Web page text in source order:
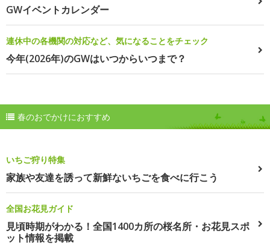
GWイベントカレンダー
連休中の各機関の対応など、気になることをチェック
今年(2026年)のGWはいつからいつまで？
春のおでかけにおすすめ
いちご狩り特集
家族や友達を誘って新鮮ないちごを食べに行こう
全国お花見ガイド
見頃時期がわかる！全国1400カ所の桜名所・お花見スポ
ット情報を掲載